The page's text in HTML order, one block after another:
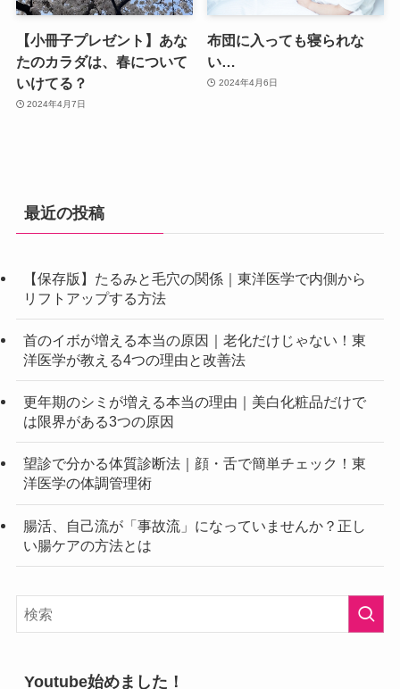
【小冊子プレゼント】あな
たのカラダは、春について
いけてる？
2024年4月7日
布団に入っても寝られな
い…
2024年4月6日
最近の投稿
【保存版】たるみと毛穴の関係｜東洋医学で内側から
リフトアップする方法
首のイボが増える本当の原因｜老化だけじゃない！東
洋医学が教える4つの理由と改善法
更年期のシミが増える本当の理由｜美白化粧品だけで
は限界がある3つの原因
望診で分かる体質診断法｜顔・舌で簡単チェック！東
洋医学の体調管理術
腸活、自己流が「事故流」になっていませんか？正し
い腸ケアの方法とは
Youtube始めました！